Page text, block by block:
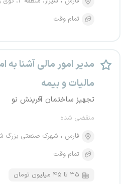
تمام وقت
مدیر امور مالی آشنا به
مالیات و بیمه
تجهیز ساختمان آفرینش نو
منقضی شده
فارس
شهرک صنعتی بزرگ
تمام وقت
۳۵ تا ۴۵ میلیون تومان